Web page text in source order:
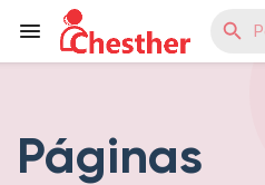
Reels
Páginas